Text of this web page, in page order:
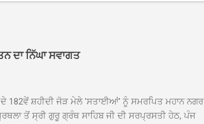
ਦਾ ਨਿੱਘਾ ਸਵਾਗਤ
ਦੇ 182ਵੇਂ ਸ਼ਹੀਦੀ ਜੋੜ ਮੇਲੇ 'ਸਤਾਈਆਂ' ਨੂੰ ਸਮਰਪਿਤ ਮਹਾਨ ਨਗਰ
ਤੋਂ ਸ੍ਰੀ ਗੁਰੂ ਗ੍ਰੰਥ ਸਾਹਿਬ ਜੀ ਦੀ ਸਰਪ੍ਰਸਤੀ ਹੇਠ, ਪੰਜ